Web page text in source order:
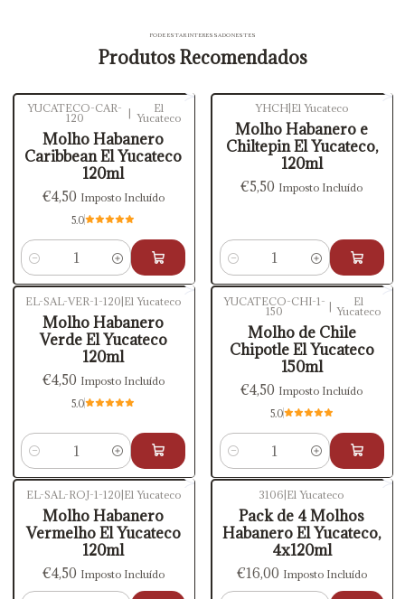
PODE ESTAR INTERESSADO NESTES
Produtos Recomendados
YUCATECO-CAR-
120
El
Yucateco
Molho Habanero
Caribbean El Yucateco
120ml
€4,50 Imposto Incluído
5.0
Quantidade
YHCH El Yucateco
Molho Habanero e
Chiltepin El Yucateco,
120ml
€5,50 Imposto Incluído
Quantidade
EL-SAL-VER-1-120 El Yucateco
Molho Habanero
Verde El Yucateco
120ml
€4,50 Imposto Incluído
5.0
Quantidade
YUCATECO-CHI-1-
150 | El
Yucateco
Molho de Chile
Chipotle El Yucateco
150ml
€4,50 Imposto Incluído
5.0
Quantidade
EL-SAL-ROJ-1-120 El Yucateco
Molho Habanero
Vermelho El Yucateco
120ml
€4,50 Imposto Incluído
3106 El Yucateco
Pack de 4 Molhos
Habanero El Yucateco,
4x120ml
€16,00 Imposto Incluído